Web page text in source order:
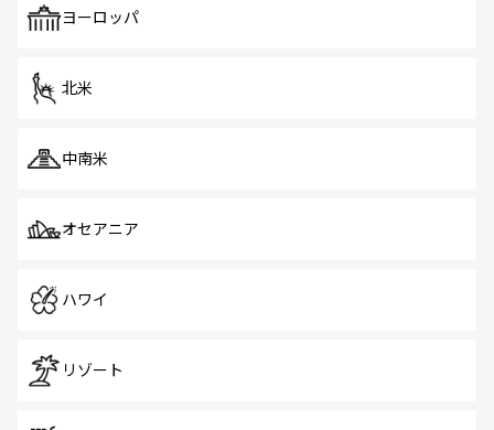
で、ホーカーズは地元の風情を楽しめる外せないスポット
ヨーロッパ
北米
中南米
オセアニア
ハワイ
リゾート